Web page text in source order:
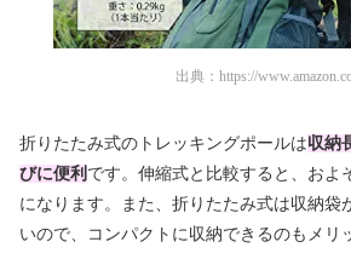
出典： https://
折りたたみ式のトレッキングポールは収納
びに便利 です。伸縮式と比較すると、およ
になります。また、折りたたみ式は収納袋
いので、コンパクトに収納できるのもメリ